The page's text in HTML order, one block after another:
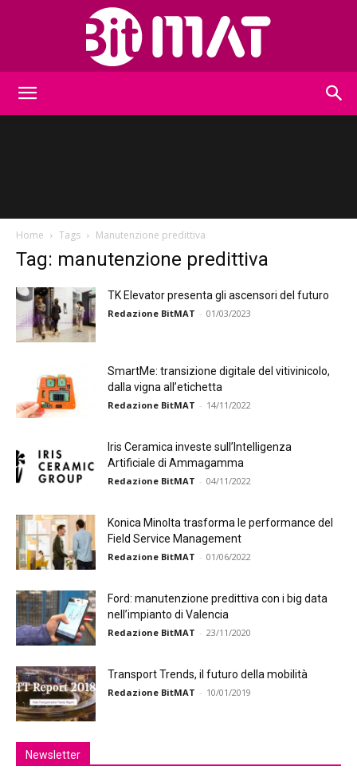
Home Tags Manutenzione predittiva
Tag: manutenzione predittiva
TK Elevator presenta gli ascensori del futuro
Redazione BitMAT - 01/03/2023
SmartMe: transizione digitale del vitivinicolo,
dalla vigna all’etichetta
Redazione BitMAT - 14/11/2022
Iris Ceramica investe sull’Intelligenza
Artificiale di Ammagamma
Redazione BitMAT - 04/11/2022
Konica Minolta trasforma le performance del
Field Service Management
Redazione BitMAT - 01/06/2022
Ford: manutenzione predittiva con i big data
nell’impianto di Valencia
Redazione BitMAT - 23/11/2020
Transport Trends, il futuro della mobilità
Redazione BitMAT - 10/01/2019
Newsletter